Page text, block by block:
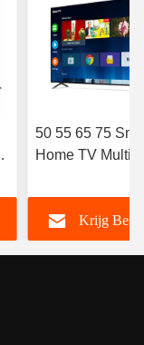
50 55 65 75
Home TV Multi-
Met Wifi OEM
Krijg